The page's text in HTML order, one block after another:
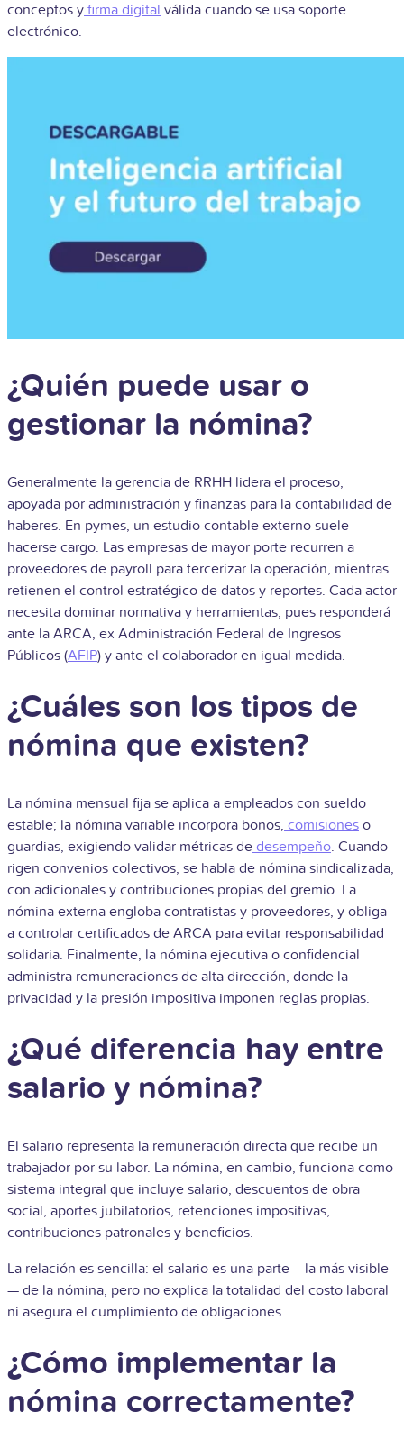
conceptos y firma digital válida cuando se usa soporte
electrónico.
¿Quién puede usar o
gestionar la nómina?
Generalmente la gerencia de RRHH lidera el proceso,
apoyada por administración y finanzas para la contabilidad de
haberes. En pymes, un estudio contable externo suele
hacerse cargo. Las empresas de mayor porte recurren a
proveedores de payroll para tercerizar la operación, mientras
retienen el control estratégico de datos y reportes. Cada actor
necesita dominar normativa y herramientas, pues responderá
ante la ARCA, ex Administración Federal de Ingresos
Públicos (AFIP) y ante el colaborador en igual medida.
¿Cuáles son los tipos de
nómina que existen?
La nómina mensual fija se aplica a empleados con sueldo
estable; la nómina variable incorpora bonos, comisiones o
guardias, exigiendo validar métricas de desempeño. Cuando
rigen convenios colectivos, se habla de nómina sindicalizada,
con adicionales y contribuciones propias del gremio. La
nómina externa engloba contratistas y proveedores, y obliga
a controlar certificados de ARCA para evitar responsabilidad
solidaria. Finalmente, la nómina ejecutiva o confidencial
administra remuneraciones de alta dirección, donde la
privacidad y la presión impositiva imponen reglas propias.
¿Qué diferencia hay entre
salario y nómina?
El salario representa la remuneración directa que recibe un
trabajador por su labor. La nómina, en cambio, funciona como
sistema integral que incluye salario, descuentos de obra
social, aportes jubilatorios, retenciones impositivas,
contribuciones patronales y beneficios.
La relación es sencilla: el salario es una parte —la más visible
— de la nómina, pero no explica la totalidad del costo laboral
ni asegura el cumplimiento de obligaciones.
¿Cómo implementar la
nómina correctamente?